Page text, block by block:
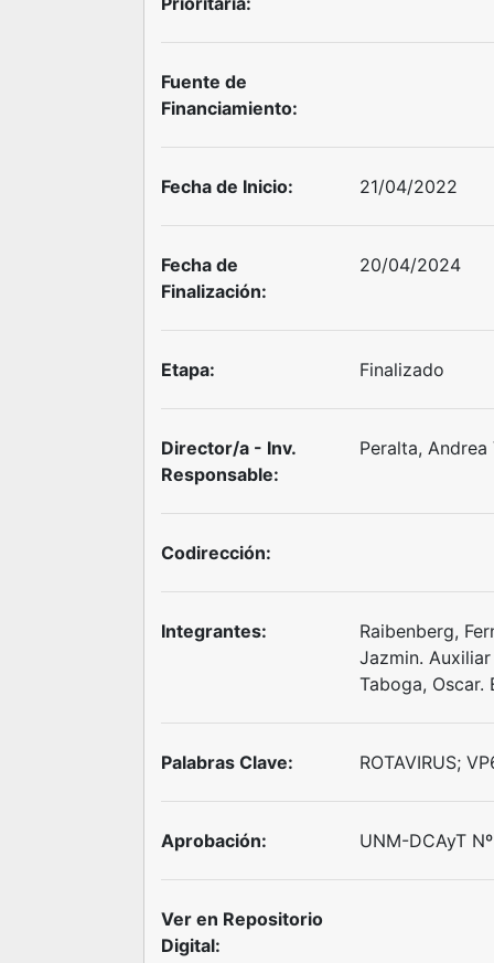
Fuente de
Financiamiento:
Fecha de Inicio: 21/04/2022
Fecha de
Finalización:
20/04/2024
Etapa: Finalizado
Director/a - Inv.
Responsable:
Peralta,
Codirección:
Integrantes:
Raibenberg,
Jazmin.
Taboga, Oscar.
Palabras Clave: ROTAVIRUS;
Aprobación: UNM-DCAyT
Ver en Repositorio
Digital: